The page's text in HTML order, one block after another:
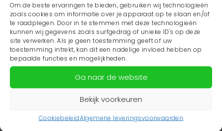
Om de beste ervaringen te bieden, gebruiken wij technologieën
zoals cookies om informatie over je apparaat op te slaan en/of
te raadplegen. Door in te stemmen met deze technologieën
kunnen wij gegevens zoals surfgedrag of unieke ID's op deze
site verwerken. Als je geen toestemming geeft of uw
toestemming intrekt, kan dit een nadelige invloed hebben op
bepaalde functies en mogelijkheden.
Ga naar de website
Bekijk voorkeuren
CookiebeleidAlgemene leveringsvoorwaarden
Wil je niets missen?
Wil je op de hoogte blijven van het laatste
zorgnieuws in jouw regio? Schrijf je dan in voor
onze nieuwsbrief.